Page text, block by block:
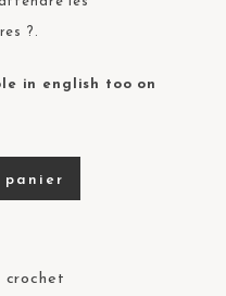
?.
in english too on
crochet